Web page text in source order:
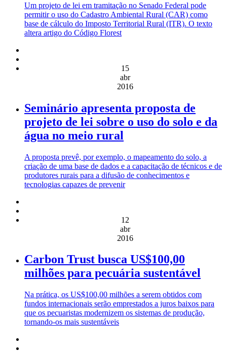
Um projeto de lei em tramitação no Senado Federal pode
permitir o uso do Cadastro Ambiental Rural (CAR) como
base de cálculo do Imposto Territorial Rural (ITR). O texto
altera artigo do Código Florest
15
abr
2016
Seminário apresenta proposta de
projeto de lei sobre o uso do solo e da
água no meio rural
A proposta prevê, por exemplo, o mapeamento do solo, a
criação de uma base de dados e a capacitação de técnicos e de
produtores rurais para a difusão de conhecimentos e
tecnologias capazes de prevenir
12
abr
2016
Carbon Trust busca US$100,00
milhões para pecuária sustentável
Na prática, os US$100,00 milhões a serem obtidos com
fundos internacionais serão emprestados a juros baixos para
que os pecuaristas modernizem os sistemas de produção,
tornando-os mais sustentáveis